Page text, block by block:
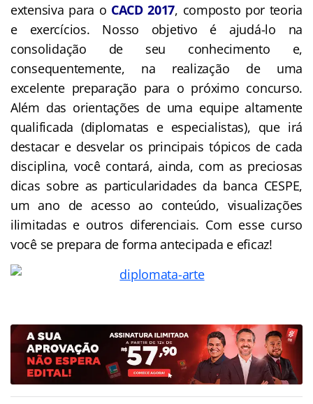
extensiva para o CACD 2017, composto por teoria
e exercícios. Nosso objetivo é ajudá-lo na
consolidação de seu conhecimento e,
consequentemente, na realização de uma
excelente preparação para o próximo concurso.
Além das orientações de uma equipe altamente
qualificada (diplomatas e especialistas), que irá
destacar e desvelar os principais tópicos de cada
disciplina, você contará, ainda, com as preciosas
dicas sobre as particularidades da banca CESPE,
um ano de acesso ao conteúdo, visualizações
ilimitadas e outros diferenciais. Com esse curso
você se prepara de forma antecipada e eficaz!